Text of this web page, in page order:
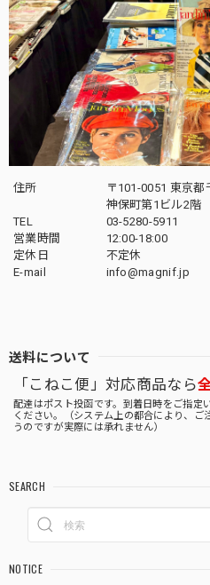
住所
〒101-0051 東京
神保町第1ビル2階
TEL
03-5280-5911
営業時間
12:00-18:00
定休日
不定休
E-mail
info@magnif.jp
送料について
「こねこ便」対応商品なら
配達はポスト投函です。到着日時をご指定
ください。（システム上の都合により、ご
うのですが実際には承れません）
SEARCH
NOTICE